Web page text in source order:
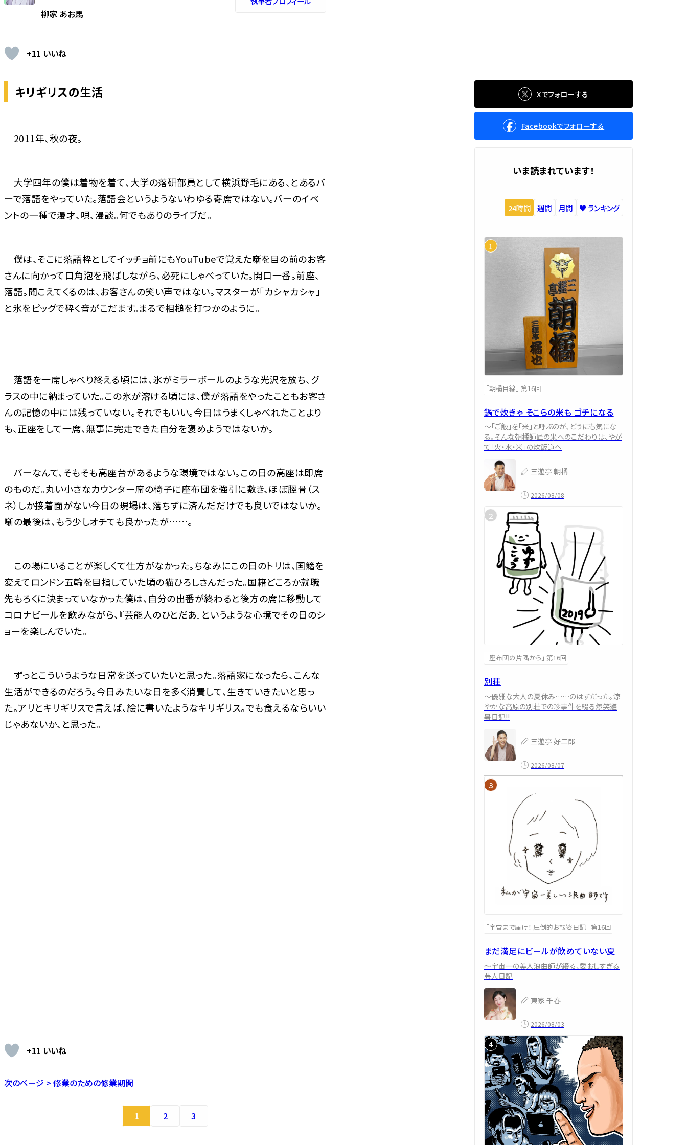
柳家 あお馬
+11 いいね
キリギリスの生活
2011年、秋の夜。
大学四年の僕は着物を着て、大学の落研部員として横浜野毛にある、とあるバ
ーで落語をやっていた。落語会というようないわゆる寄席ではない。バーのイベ
ントの一種で漫才、唄、漫談。何でもありのライブだ。
僕は、そこに落語枠としてイッチョ前にもYouTubeで覚えた噺を目の前のお客
さんに向かって口角泡を飛ばしながら、必死にしゃべっていた。開口一番。前座、
落語。聞こえてくるのは、お客さんの笑い声ではない。マスターが「カシャカシャ」
と氷をピッグで砕く音がこだます。まるで相槌を打つかのように。
落語を一席しゃべり終える頃には、氷がミラーボールのような光沢を放ち、グ
ラスの中に納まっていた。この氷が溶ける頃には、僕が落語をやったこともお客さ
んの記憶の中には残っていない。それでもいい。今日はうまくしゃべれたことより
も、正座をして一席、無事に完走できた自分を褒めようではないか。
バーなんて、そもそも高座台があるような環境ではない。この日の高座は即席
のものだ。丸い小さなカウンター席の椅子に座布団を強引に敷き、ほぼ脛骨（ス
ネ）しか接着面がない今日の現場は、落ちずに済んだだけでも良いではないか。
噺の最後は、もう少しオチても良かったが……。
この場にいることが楽しくて仕方がなかった。ちなみにこの日のトリは、国籍を
変えてロンドン五輪を目指していた頃の猫ひろしさんだった。国籍どころか就職
先もろくに決まっていなかった僕は、自分の出番が終わると後方の席に移動して
コロナビールを飲みながら、『芸能人のひとだあ』というような心境でその日のシ
ョーを楽しんでいた。
ずっとこういうような日常を送っていたいと思った。落語家になったら、こんな
生活ができるのだろう。今日みたいな日を多く消費して、生きていきたいと思っ
た。アリとキリギリスで言えば、絵に書いたようなキリギリス。でも食えるならいい
じゃあないか、と思った。
+11 いいね
次のページ > 修業のための修業期間
1 2 3
Xでフォローする
Facebookでフォローする
いま読まれています！
24時間 週間 月間 ♥️ ランキング
「朝橘目線」 第16回
鍋で炊きゃ そこらの米も ゴチになる
～「ご飯」を「米」と呼ぶのが、どうにも気にな
る。そんな朝橘師匠の米へのこだわりは、やが
て「火・水・米」の炊飯道へ
三遊亭 朝橘
2026/08/08
「座布団の片隅から」 第16回
別荘
～優雅な大人の夏休み……のはずだった。涼
やかな高原の別荘での珍事件を綴る爆笑避
暑日記!!
三遊亭 好二郎
2026/08/07
「宇宙まで届け！ 圧倒的お転婆日記」 第16回
まだ満足にビールが飲めていない夏
～宇宙一の美人浪曲師が綴る、愛おしすぎる
芸人日記
東家 千春
2026/08/03